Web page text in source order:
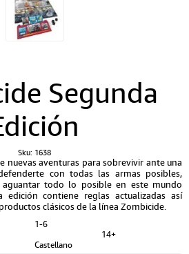
Segunda
Sku: 1638
nuevas aventuras para sobrevivir ante una
con todas las armas posibles,
todo lo posible en este mundo
edición contiene reglas actualizadas así
clásicos de la línea Zombicide.
1-6
14+
Castellano